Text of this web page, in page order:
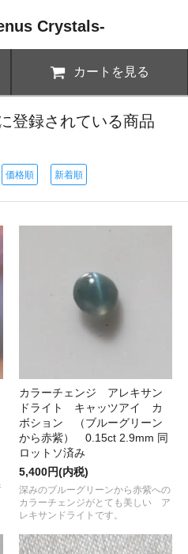
Crystals-
カートを見る
登録されている商品
価格順 新着順
カラーチェンジ アレキサン
ドライト キャッツアイ カ
ボション （ブルーグリーン
から赤紫） 0.15ct 2.9mm 同
ロットソ済み
5,400円(内税)
深みのブルーグリーンから赤紫への
カラーチェンジがとても美しい ア
レキサンドライトです。